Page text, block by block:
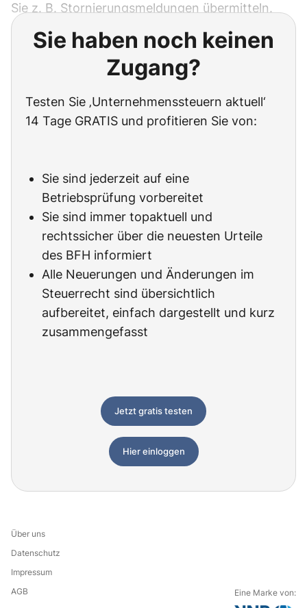
Sie z. B. Stornierungsmeldungen übermitteln.
Sie haben noch keinen
Zugang?
Testen Sie ‚Unternehmenssteuern aktuell‘
14 Tage GRATIS und profitieren Sie von:
Sie sind jederzeit auf eine
Betriebsprüfung vorbereitet
Sie sind immer topaktuell und
rechtssicher über die neuesten Urteile
des BFH informiert
Alle Neuerungen und Änderungen im
Steuerrecht sind übersichtlich
aufbereitet, einfach dargestellt und kurz
zusammengefasst
Jetzt gratis testen
Hier einloggen
Über uns
Datenschutz
Impressum
AGB
Eine Marke von: